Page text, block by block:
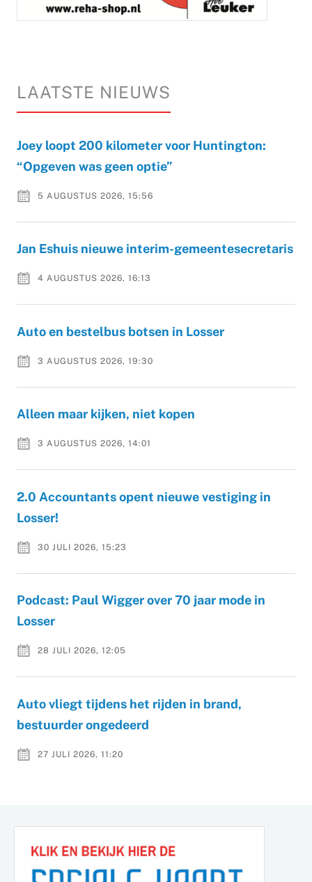
LAATSTE NIEUWS
Joey loopt 200 kilometer voor Huntington:
“Opgeven was geen optie”
5 AUGUSTUS 2026, 15:56
Jan Eshuis nieuwe interim-gemeentesecretaris
4 AUGUSTUS 2026, 16:13
Auto en bestelbus botsen in Losser
3 AUGUSTUS 2026, 19:30
Alleen maar kijken, niet kopen
3 AUGUSTUS 2026, 14:01
2.0 Accountants opent nieuwe vestiging in
Losser!
30 JULI 2026, 15:23
Podcast: Paul Wigger over 70 jaar mode in
Losser
28 JULI 2026, 12:05
Auto vliegt tijdens het rijden in brand,
bestuurder ongedeerd
27 JULI 2026, 11:20